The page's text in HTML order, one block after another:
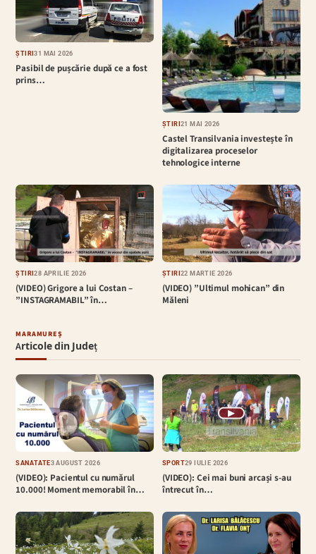
ȘTIRI31 MAI 2026
Pasibil de pușcărie după ce a fost
prins…
ȘTIRI21 MAI 2026
Castel Transilvania investește în
digitalizarea proceselor
tehnologice interne
ȘTIRI28 APRILIE 2026
(VIDEO) Grigore a lui Costan –
”INSTAGRAMABIL” în…
ȘTIRI22 MARTIE 2026
(VIDEO) ”Ultimul mohican” din
Măleni
MARAMUREȘ
Articole din Județ
SĂNĂTATE3 AUGUST 2026
(VIDEO): Pacientul cu numărul
10.000! Moment memorabil în…
▶
SPORT29 IULIE 2026
(VIDEO): Cei mai buni arcași s-au
întrecut în…